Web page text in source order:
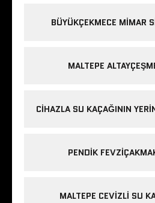
BÜYÜKÇEKMECE MIMAR
MALTEPE
CIHAZLA SU KAÇAĞININ
PENDIK
MALTEPE CEVIZLI SU